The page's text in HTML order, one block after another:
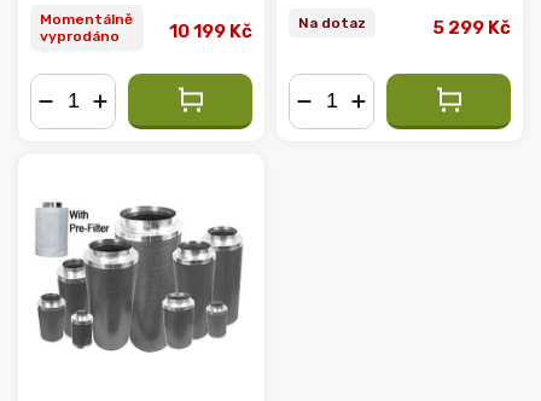
Momentálně
vyprodáno
10 199 Kč Na dotaz 5 299 Kč